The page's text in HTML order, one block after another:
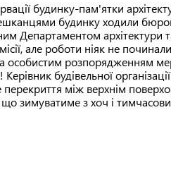
будинку-пам'ятки
будинку ходили
Департаментом архітектури
але роботи ніяк не
розпорядженням
будівельної
перекриття між верхнім
що зимуватиме з хоч і